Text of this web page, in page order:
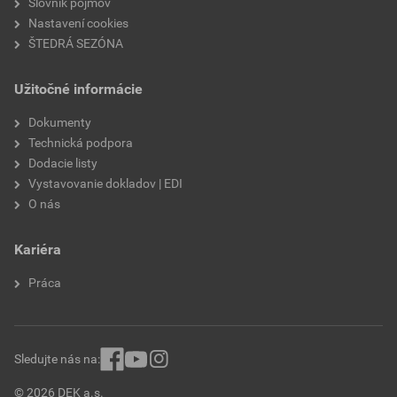
paropriepustnosť
značka
Nastavení cookies
ŠTEDRÁ SEZÓNA
Užitočné informácie
Dokumenty
Technická podpora
Dodacie listy
Vystavovanie dokladov | EDI
O nás
Kariéra
Práca
© 2026 DEK a.s.
Sledujte nás na: